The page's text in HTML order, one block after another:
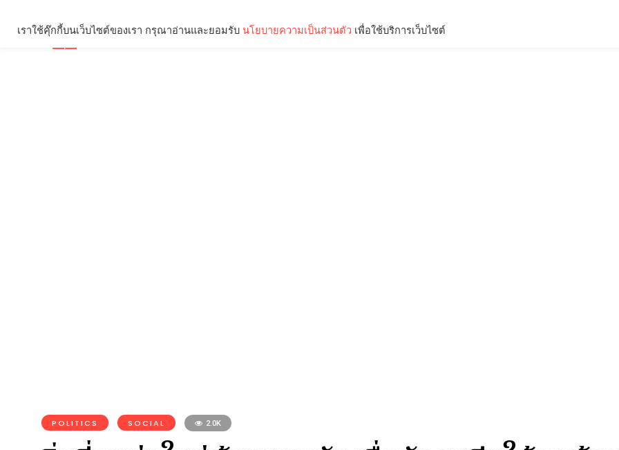
POLITICS SOCIAL 2.0K
เราใช้คุ๊กกี้บนเว็บไซต์ของเรา กรุณาอ่านและยอมรับ นโยบายความเป็นส่วนตัว เพื่อใช้บริการเว็บไซต์